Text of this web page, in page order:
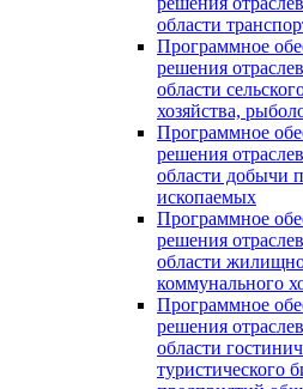
области
Программное
решения
области
хозяйства,
Программное
решения
области добычи
ископаемых
Программное
решения
области
коммунального
Программное
решения
области
туристического